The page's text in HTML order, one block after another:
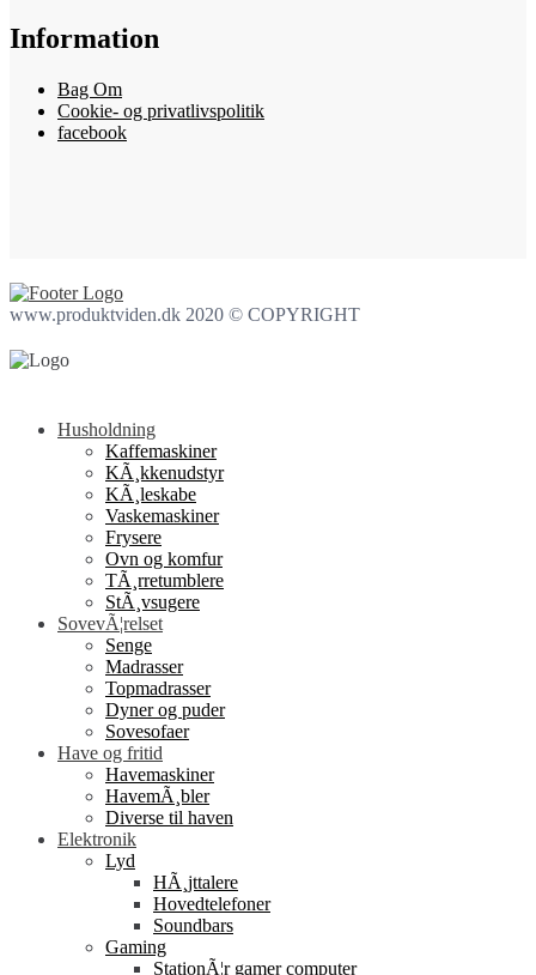
Information
Bag Om
Cookie- og privatlivspolitik
facebook
www.produktviden.dk 2020 © COPYRIGHT
Husholdning
Kaffemaskiner
KÃ¸kkenudstyr
KÃ¸leskabe
Vaskemaskiner
Frysere
Ovn og komfur
TÃ¸rretumblere
StÃ¸vsugere
SovevÃ¦relset
Senge
Madrasser
Topmadrasser
Dyner og puder
Sovesofaer
Have og fritid
Havemaskiner
HavemÃ¸bler
Diverse til haven
Elektronik
Lyd
HÃ¸jttalere
Hovedtelefoner
Soundbars
Gaming
StationÃ¦r gamer computer